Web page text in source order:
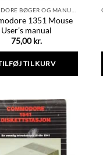
1351 Mouse
User’s manual
75,00kr.
TIL KURV